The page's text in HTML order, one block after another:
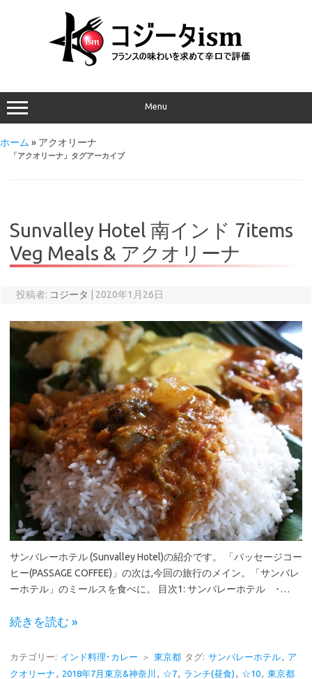
Menu
ホーム » アクオリーナ
「アクオリーナ 」タグアーカイブ
Sunvalley Hotel 南インド 7items
Veg Meals & アクオリーナ
投稿者: コジータ 2020年1月26日
サンバレーホテル (Sunvalley Hotel)の紹介です。 「パッセージコー
ヒー(PASSAGE COFFEE)」の次は,今回の旅行のメイン。「サンバレ
ーホテル」のミールスを食べに。 目次1: サンバレーホテル ･…
続きを読む »
カテゴリー: インド料理･カレー ＞ 東京都 タグ: サンバレーホテル
ア
クオリーナ
2018年7月東京&神奈川 ☆7 ランチ(昼食) ☆10
東京都